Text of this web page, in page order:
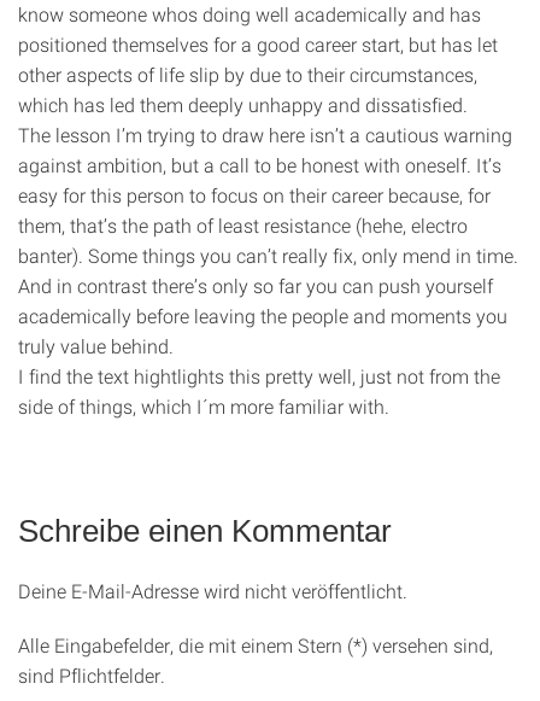
know someone whos doing well academically and has
positioned themselves for a good career start, but has let
other aspects of life slip by due to their circumstances,
which has led them deeply unhappy and dissatisfied.
The lesson I’m trying to draw here isn’t a cautious warning
against ambition, but a call to be honest with oneself. It’s
easy for this person to focus on their career because, for
them, that’s the path of least resistance (hehe, electro
banter). Some things you can’t really fix, only mend in time.
And in contrast there’s only so far you can push yourself
academically before leaving the people and moments you
truly value behind.
I find the text hightlights this pretty well, just not from the
side of things, which I´m more familiar with.
Schreibe einen Kommentar
Deine E-Mail-Adresse wird nicht veröffentlicht.
Alle Eingabefelder, die mit einem Stern (*) versehen sind,
sind Pflichtfelder.